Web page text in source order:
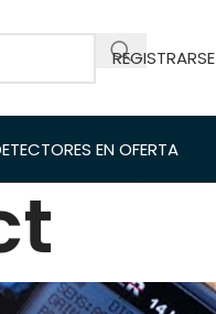
REGISTRARSE
EN OFERTA